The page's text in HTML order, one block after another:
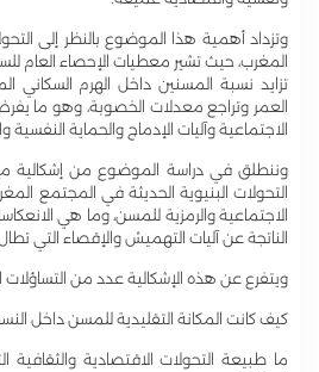
وتزداد أهمية هذا الموضوع بالنظر إلى
تزايد نسبة المسنين داخل الهرم السكاني
العمر وتراجع معدلات الخصوبة، وهو ما
الاجتماعية وآليات الإدماج والحماية النفسية
وننطلق في دراسة الموضوع من إشكالية
التحولات البنيوية الحديثة في المجتمع
الاجتماعية والرمزية للمسن، وما هي
الناتجة عن آليات التهميش والإقصاء التي
ويتفرع عن هذه الإشكالية عدد من التساؤلات
كيف كانت المكانة التقليدية للمسن داخل
ما طبيعة التحولات الاقتصادية